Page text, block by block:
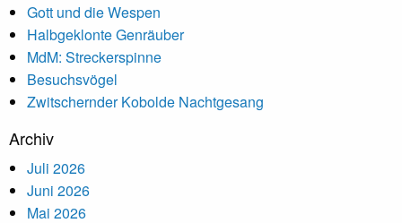
Gott und die Wespen
Halbgeklonte Genräuber
MdM: Streckerspinne
Besuchsvögel
Zwitschernder Kobolde Nachtgesang
Archiv
Juli 2026
Juni 2026
Mai 2026